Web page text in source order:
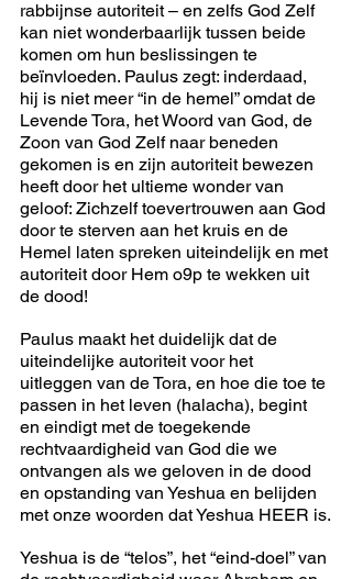
rabbijnse autoriteit – en zelfs God Zelf
kan niet wonderbaarlijk tussen beide
komen om hun beslissingen te
beïnvloeden. Paulus zegt: inderdaad,
hij is niet meer “in de hemel” omdat de
Levende Tora, het Woord van God, de
Zoon van God Zelf naar beneden
gekomen is en zijn autoriteit bewezen
heeft door het ultieme wonder van
geloof: Zichzelf toevertrouwen aan God
door te sterven aan het kruis en de
Hemel laten spreken uiteindelijk en met
autoriteit door Hem o9p te wekken uit
de dood!
Paulus maakt het duidelijk dat de
uiteindelijke autoriteit voor het
uitleggen van de Tora, en hoe die toe te
passen in het leven (halacha), begint
en eindigt met de toegekende
rechtvaardigheid van God die we
ontvangen als we geloven in de dood
en opstanding van Yeshua en belijden
met onze woorden dat Yeshua HEER is.
Yeshua is de “telos”, het “eind-doel” van